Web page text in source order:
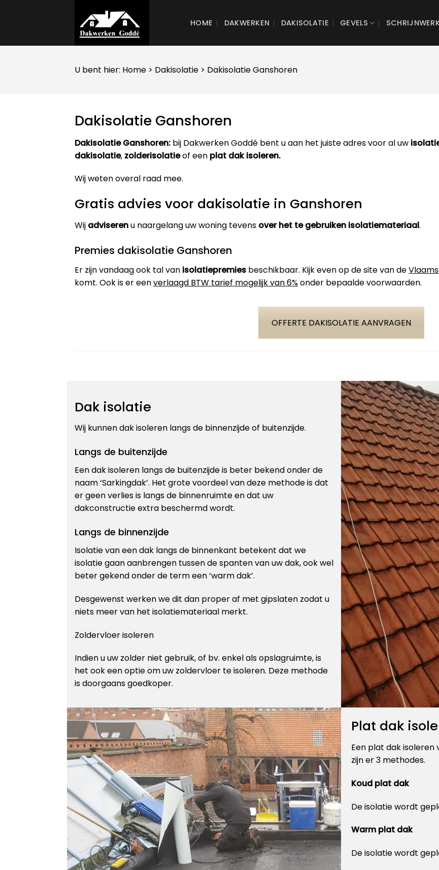
HOME DAKWERKEN DAKISOLATIE GEVELS
U bent hier: Home > Dakisolatie > Dakisolatie Ganshoren
Dakisolatie Ganshoren
Dakisolatie Ganshoren: bij Dakwerken Goddé bent u aan het juiste adres voor al uw
dakisolatie, zolderisolatieof een plat dak isoleren.
Wij weten overal raad mee.
Gratis advies voor dakisolatie in Ganshoren
Wij adviserenu naargelang uw woning tevens over het te gebruiken isolatiemateriaal.
Premies dakisolatie Ganshoren
Er zijn vandaag ook tal van isolatiepremies beschikbaar. Kijk even op de site van de
komt. Ook is er eenverlaagd BTW tarief mogelijk van 6%onder bepaalde voorwaarden.
OFFERTE DAKISOLATIE AANVRAGEN
Dak isolatie
Wij kunnen dak isoleren langs de binnenzijde of buitenzijde.
Langs de buitenzijde
Een dak isoleren langs de buitenzijde is beter bekend onder de
naam ‘Sarkingdak’. Het grote voordeel van deze methode is dat
er geen verlies is langs de binnenruimte en dat uw
dakconstructie extra beschermd wordt.
Langs de binnenzijde
Isolatie van een dak langs de binnenkant betekent dat we
isolatie gaan aanbrengen tussen de spanten van uw dak, ook wel
beter gekend onder de term een ‘warm dak’.
Desgewenst werken we dit dan proper af met gipslaten zodat u
niets meer van het isolatiemateriaal merkt.
Zoldervloer isoleren
Indien u uw zolder niet gebruik, of bv. enkel als opslagruimte, is
het ook een optie om uw zoldervloer te isoleren. Deze methode
is doorgaans goedkoper.
Plat dak
Een plat dak
zijn er 3 methodes.
Koud plat dak
De isolatie wordt
Warm plat dak
De isolatie wordt